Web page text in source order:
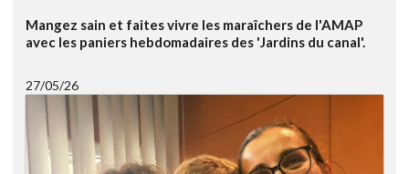
Mangez sain et faites vivre les maraîchers de l'AMAP
avec les paniers hebdomadaires des 'Jardins du canal'.
27/05/26